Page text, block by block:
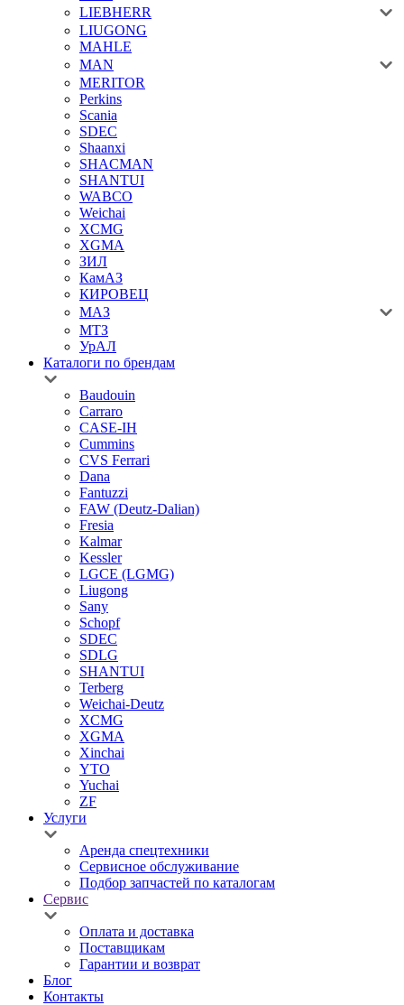
LIEBHERR
LIUGONG
MAHLE
MAN
MERITOR
Perkins
Scania
SDEC
Shaanxi
SHACMAN
SHANTUI
WABCO
Weichai
XCMG
XGMA
ЗИЛ
КамАЗ
КИРОВЕЦ
МАЗ
МТЗ
УрАЛ
Каталоги по брендам
Baudouin
Carraro
CASE-IH
Cummins
CVS Ferrari
Dana
Fantuzzi
FAW (Deutz-Dalian)
Fresia
Kalmar
Kessler
LGCE (LGMG)
Liugong
Sany
Schopf
SDEC
SDLG
SHANTUI
Terberg
Weichai-Deutz
XCMG
XGMA
Xinchai
YTO
Yuchai
ZF
Услуги
Аренда спецтехники
Сервисное обслуживание
Подбор запчастей по каталогам
Сервис
Оплата и доставка
Поставщикам
Гарантии и возврат
Блог
Контакты